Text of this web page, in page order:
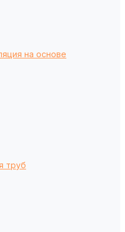
на основе
труб